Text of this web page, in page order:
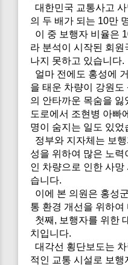
대한민국 교통사고
의 두 배가 되는 10만
이 중 보행자 비율은
라 분석이 시작된 회원
나지 못하고 있습니다.
얼마 전에도 홍성에
을 태운 차량이 강원도
의 안타까운 목숨을
도로에서 조현병 아빠
명이 숨지는 일도 있었
정부와 지자체는 보
성을 위하여 많은 노력
인 차량으로 인한 사망
습니다.
이에 본 의원은 홍성
통 환경 개선을 위하
첫째, 보행자를 위한
치입니다.
대각선 횡단보도는
적인 교통 시설로 보행